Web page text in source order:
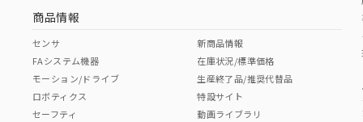
商品情報
センサ
FAシステム機器
モーション/ドライブ
ロボティクス
セーフティ
新商品情報
在庫状況/標準価格
生産終了品/推奨代替品
特設サイト
動画ライブラリ